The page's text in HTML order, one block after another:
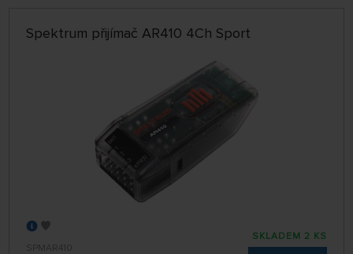
Spektrum přijímač AR410 4Ch Sport
SPMAR410
SKLADEM 2 KS